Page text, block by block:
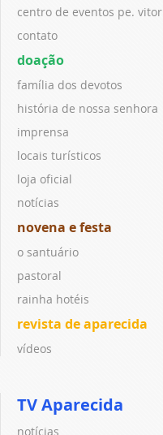
centro de eventos pe. vitor
contato
doação
família dos devotos
história de nossa senhora
imprensa
locais turísticos
loja oficial
notícias
novena e festa
o santuário
pastoral
rainha hotéis
revista de aparecida
vídeos
TV Aparecida
notícias